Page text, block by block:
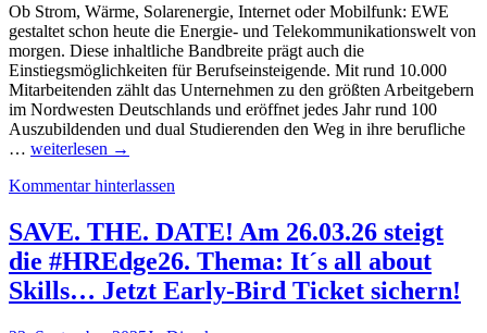
von
Zittwitz
auf
der
#HREdge26
Ob Strom, Wärme, Solarenergie, Internet oder Mobilfunk: EWE
gestaltet schon heute die Energie- und Telekommunikationswelt von
morgen. Diese inhaltliche Bandbreite prägt auch die
Einstiegsmöglichkeiten für Berufseinsteigende. Mit rund 10.000
Mitarbeitenden zählt das Unternehmen zu den größten Arbeitgebern
im Nordwesten Deutschlands und eröffnet jedes Jahr rund 100
Auszubildenden und dual Studierenden den Weg in ihre berufliche
… Volle
voraus:
erleichtert
EWE
per
Ausbildungsmatcher
jungen
weiterlesen →
Kommentar hinterlassen
SAVE. THE. DATE! Am 26.03.26 steigt
die #HREdge26. Thema: It´s all about
Skills… Jetzt Early-Bird Ticket sichern!